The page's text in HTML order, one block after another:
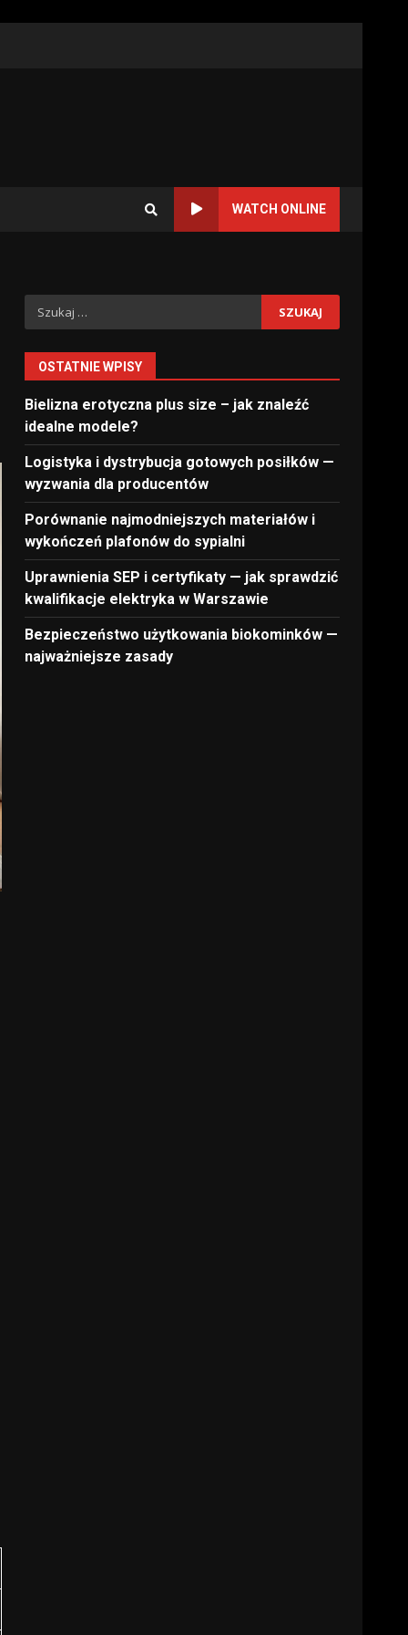
WATCH ONLINE
Szukaj:
OSTATNIE WPISY
Bielizna erotyczna plus size – jak znaleźć
idealne modele?
Logistyka i dystrybucja gotowych posiłków —
wyzwania dla producentów
Porównanie najmodniejszych materiałów i
wykończeń plafonów do sypialni
Uprawnienia SEP i certyfikaty — jak sprawdzić
kwalifikacje elektryka w Warszawie
Bezpieczeństwo użytkowania biokominków —
najważniejsze zasady